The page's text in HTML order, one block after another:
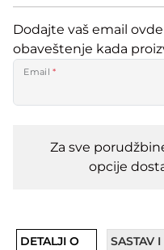
Dodajte vaš email
obaveštenje kada
Email *
Za sve
opcije
DETALJI O
SASTAV I